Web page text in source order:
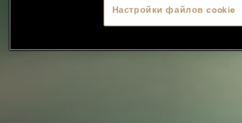
Настройки файлов cookie